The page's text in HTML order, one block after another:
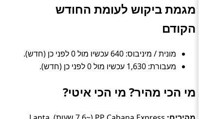
מגמת ביקוש לעומת החודש
הקודם
מונית / מיניבוס: 640 עכשיו מול 0 לפני כן (חדש).
מעבורת: 1,630 עכשיו מול 0 לפני כן (חדש).
מי הכי מהיר? מי הכי איטי?